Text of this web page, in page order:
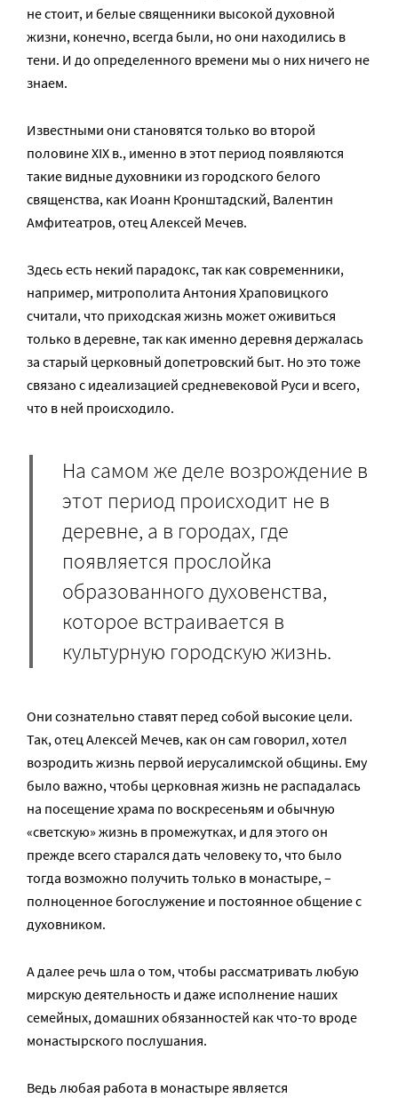
не стоит, и белые священники высокой духовной
жизни, конечно, всегда были, но они находились в
тени. И до определенного времени мы о них ничего не
знаем.
Известными они становятся только во второй
половине XIX в., именно в этот период появляются
такие видные духовники из городского белого
священства, как Иоанн Кронштадский, Валентин
Амфитеатров, отец Алексей Мечев.
Здесь есть некий парадокс, так как современники,
например, митрополита Антония Храповицкого
считали, что приходская жизнь может оживиться
только в деревне, так как именно деревня держалась
за старый церковный допетровский быт. Но это тоже
связано с идеализацией средневековой Руси и всего,
что в ней происходило.
На самом же деле возрождение в
этот период происходит не в
деревне, а в городах, где
появляется прослойка
образованного духовенства,
которое встраивается в
культурную городскую жизнь.
Они сознательно ставят перед собой высокие цели.
Так, отец Алексей Мечев, как он сам говорил, хотел
возродить жизнь первой иерусалимской общины. Ему
было важно, чтобы церковная жизнь не распадалась
на посещение храма по воскресеньям и обычную
«светскую» жизнь в промежутках, и для этого он
прежде всего старался дать человеку то, что было
тогда возможно получить только в монастыре, –
полноценное богослужение и постоянное общение с
духовником.
А далее речь шла о том, чтобы рассматривать любую
мирскую деятельность и даже исполнение наших
семейных, домашних обязанностей как что-то вроде
монастырского послушания.
Ведь любая работа в монастыре является